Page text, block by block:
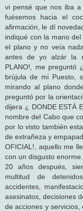
vi pensé que nos iba
fuésemos hacia el
afirmación, le dí
indiqué con la mano
el plano y no veía
antes de yo alzár la
PLANO!, me preguntó
brújula de mi Puesto,
mirando al plano
preguntó por la
dijera ¿ DONDE ESTÁ
nombre del Cabo que
por lo visto también
de extrañeza y
OFICIAL!, aquello me
con un disgusto enorme.
20 años después,
multitud de
accidentes,
asesinatos, decisiones
de acciones y